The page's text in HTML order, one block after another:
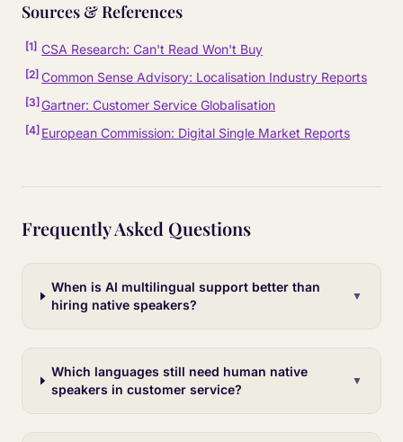
Sources & References
[1] CSA Research: Can't Read Won't Buy
[2] Common Sense Advisory: Localisation Industry Reports
[3] Gartner: Customer Service Globalisation
[4] European Commission: Digital Single Market Reports
Frequently Asked Questions
When is AI multilingual support better than
hiring native speakers?
▼
Which languages still need human native
speakers in customer service?
▼